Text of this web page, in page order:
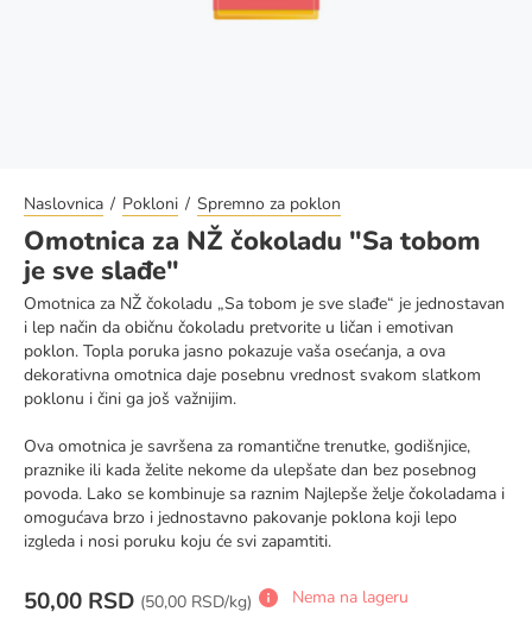
Naslovnica Pokloni Spremno za poklon
Omotnica za NŽ čokoladu "Sa tobom
je sve slađe"
Omotnica za NŽ čokoladu „Sa tobom je sve slađe“ je jednostavan
i lep način da običnu čokoladu pretvorite u ličan i emotivan
poklon. Topla poruka jasno pokazuje vaša osećanja, a ova
dekorativna omotnica daje posebnu vrednost svakom slatkom
poklonu i čini ga još važnijim.
Ova omotnica je savršena za romantične trenutke, godišnjice,
praznike ili kada želite nekome da ulepšate dan bez posebnog
povoda. Lako se kombinuje sa raznim Najlepše želje čokoladama i
omogućava brzo i jednostavno pakovanje poklona koji lepo
izgleda i nosi poruku koju će svi zapamtiti.
50,00 RSD (Cena za jedinicu mere:
50,00 RSD/kg) Nema na lageru